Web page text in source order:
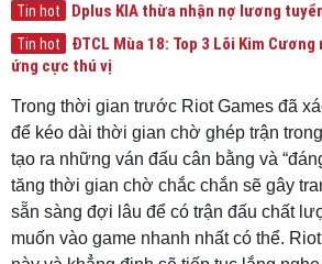
Tin hot Dplus KIA thừa nhận nợ lương
Tin hot
ĐTCL Mùa 18: Top 3 Lõi Kim
ứng cực thú vị
Trong thời gian trước Riot Games đã
để kéo dài thời gian chờ ghép trận
tạo ra những ván đấu cân bằng và
tăng thời gian chờ chắc chắn sẽ gây
sẵn sàng đợi lâu để có trận đấu chất
muốn vào game nhanh nhất có thể.